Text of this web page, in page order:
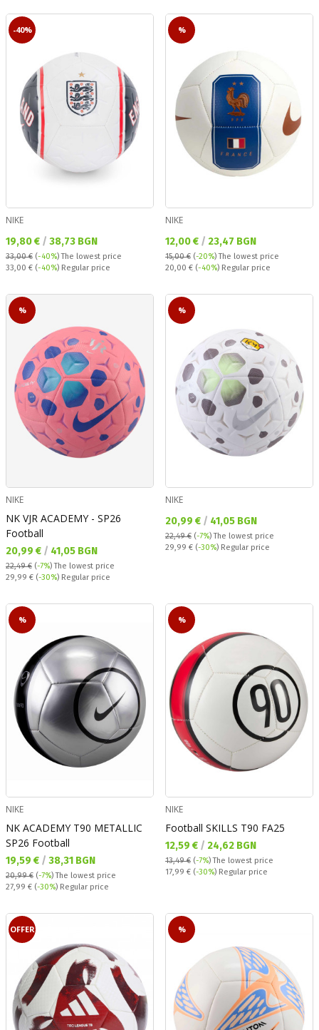
-40%
NIKE
Текуща цена:
19,80 € / 38,73 BGN
33,00 € (-40%)The lowest price
Regular price:
33,00 € (-40%) Regular price
%
NIKE
Текуща цена:
12,00 € / 23,47 BGN
15,00 € (-20%)The lowest price
Regular price:
20,00 € (-40%) Regular price
%
NIKE
NK VJR ACADEMY - SP26
Football
Текуща цена:
20,99 € / 41,05 BGN
22,49 € (-7%)The lowest price
Regular price:
29,99 € (-30%) Regular price
%
NIKE
Текуща цена:
20,99 € / 41,05 BGN
22,49 € (-7%)The lowest price
Regular price:
29,99 € (-30%) Regular price
%
NIKE
NK ACADEMY T90 METALLIC
SP26 Football
Текуща цена:
19,59 € / 38,31 BGN
20,99 € (-7%)The lowest price
Regular price:
27,99 € (-30%) Regular price
%
NIKE
Football SKILLS T90 FA25
Текуща цена:
12,59 € / 24,62 BGN
13,49 € (-7%)The lowest price
Regular price:
17,99 € (-30%) Regular price
OFFER %